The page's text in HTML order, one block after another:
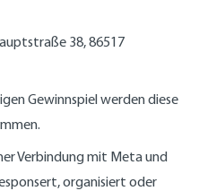
38, 86517
Gewinnspiel werden diese
Verbindung mit Meta und
organisiert oder